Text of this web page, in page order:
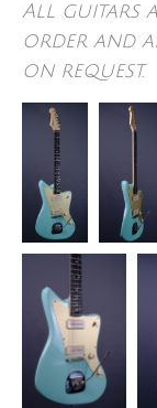
All guitars
order and
on request.